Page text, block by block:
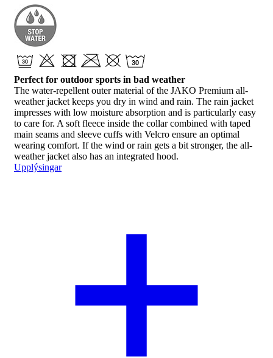
Perfect for outdoor sports in bad weather
The water-repellent outer material of the JAKO Premium all-
weather jacket keeps you dry in wind and rain. The rain jacket
impresses with low moisture absorption and is particularly easy
to care for. A soft fleece inside the collar combined with taped
main seams and sleeve cuffs with Velcro ensure an optimal
wearing comfort. If the wind or rain gets a bit stronger, the all-
weather jacket also has an integrated hood.
Upplýsingar